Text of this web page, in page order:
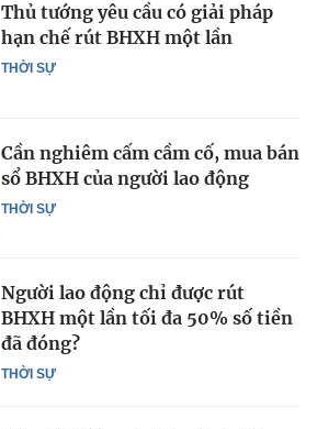
THỜI SỰ
Thủ tướng yêu cầu có giải pháp
hạn chế rút BHXH một lần
THỜI SỰ
Cần nghiêm cấm cầm cố, mua bán
sổ BHXH của người lao động
THỜI SỰ
Người lao động chỉ được rút
BHXH một lần tối đa 50% số tiền
đã đóng?